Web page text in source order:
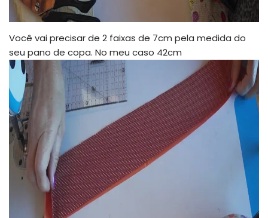
Você vai precisar de 2 faixas de 7cm pela medida do
seu pano de copa. No meu caso 42cm